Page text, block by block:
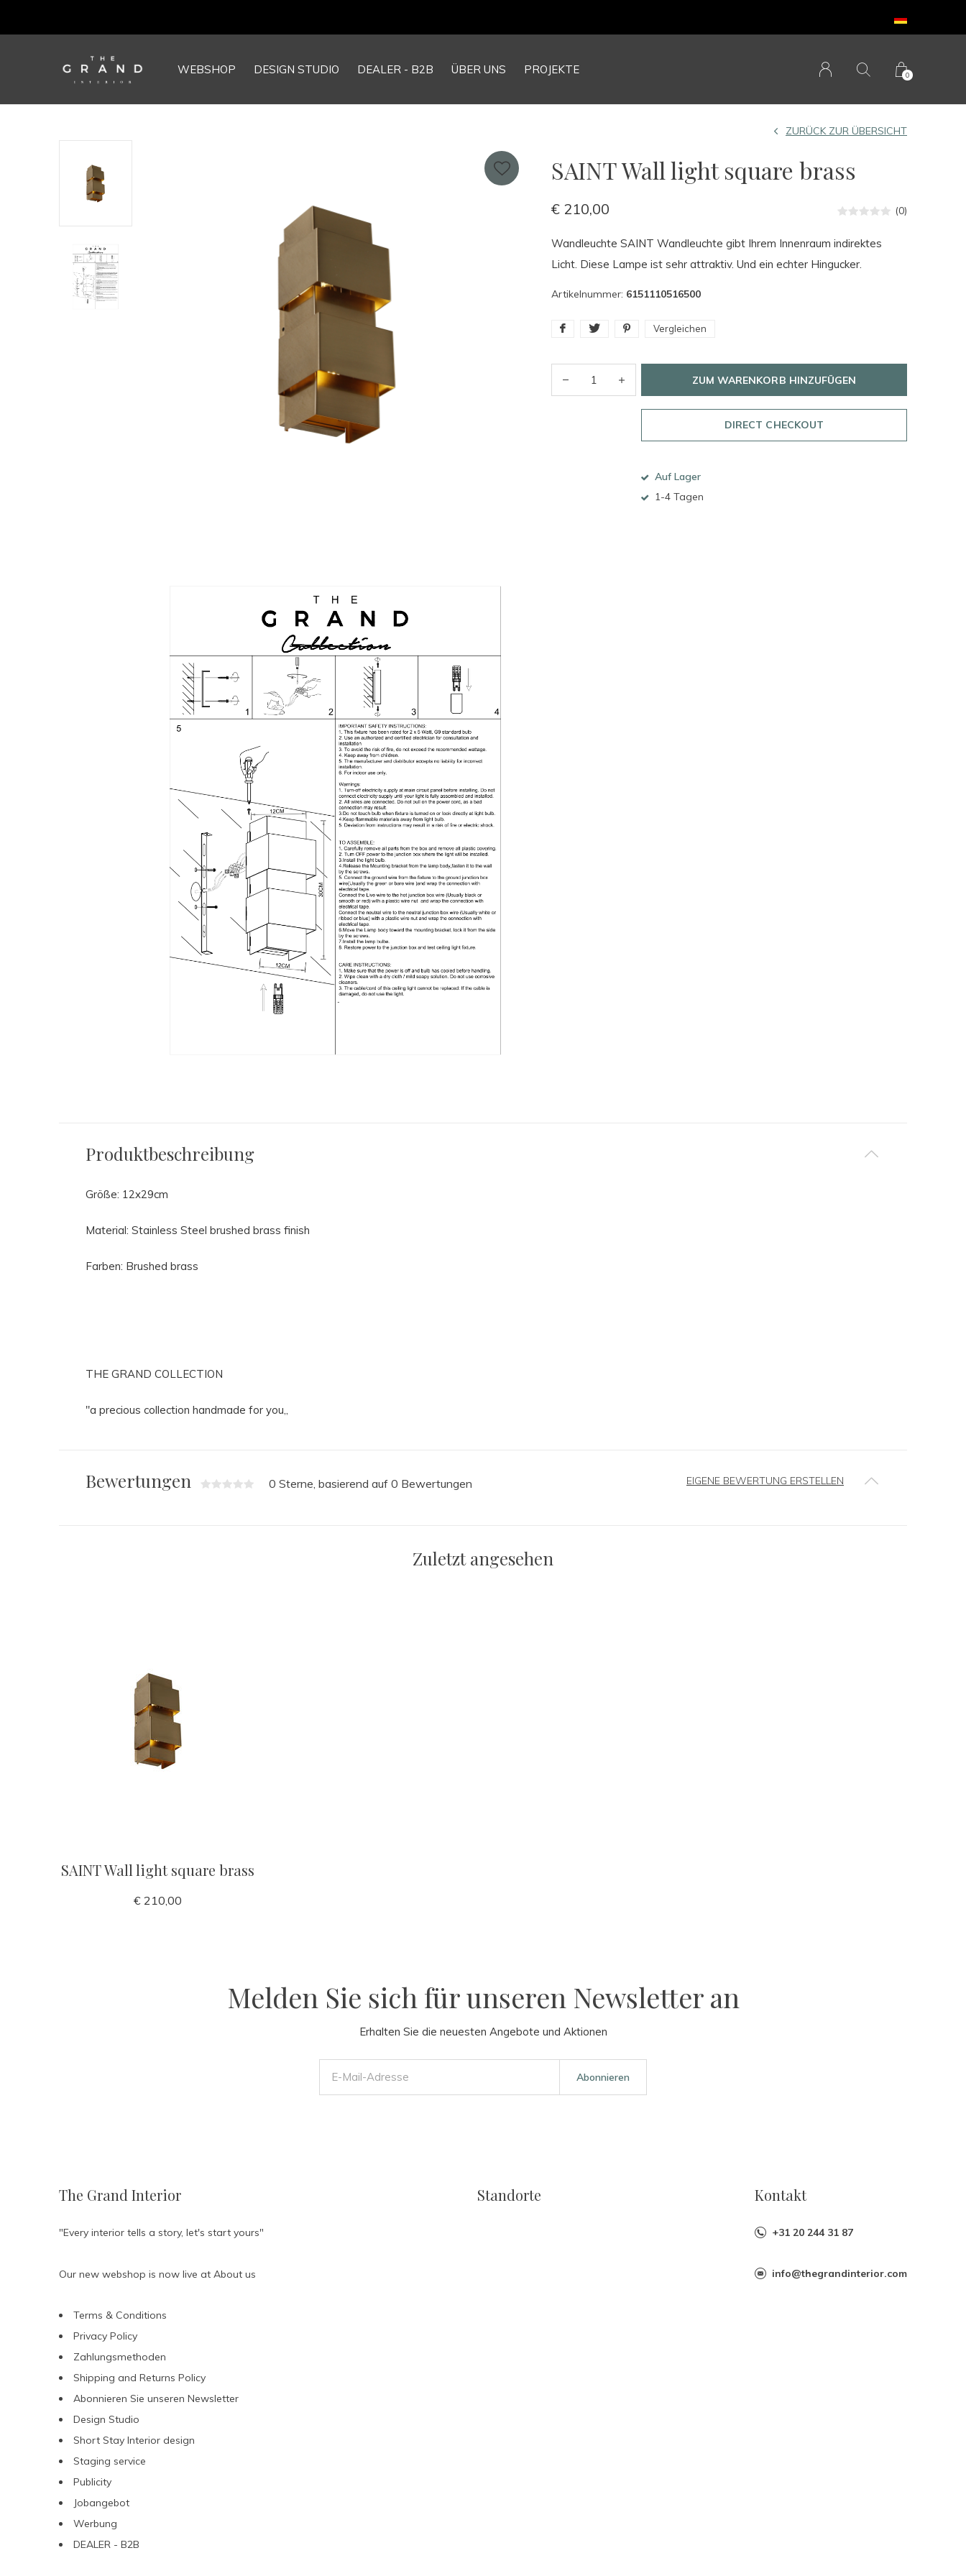
WEBSHOP DESIGN STUDIO DEALER - B2B ÜBER UNS PROJEKTE 0
SAINT Wall light square brass
ZURÜCK ZUR ÜBERSICHT
€ 210,00 (0)
Wandleuchte SAINT Wandleuchte gibt Ihrem Innenraum indirektes
Licht. Diese Lampe ist sehr attraktiv. Und ein echter Hingucker.
Artikelnummer: 6151110516500
Vergleichen
ZUM WARENKORB HINZUFÜGEN
DIRECT CHECKOUT
Auf Lager
1-4 Tagen
Produktbeschreibung
Größe: 12x29cm
Material: Stainless Steel brushed brass finish
Farben: Brushed brass
THE GRAND COLLECTION
"a precious collection handmade for you,,
Bewertungen 0 Sterne, basierend auf 0 Bewertungen EIGENE BEWERTUNG ERSTELLEN
Zuletzt angesehen
SAINT Wall light square brass
€ 210,00
Melden Sie sich für unseren Newsletter an
Erhalten Sie die neuesten Angebote und Aktionen
Abonnieren
The Grand Interior
"Every interior tells a story, let's start yours"
Our new webshop is now live at About us
Terms & Conditions
Privacy Policy
Zahlungsmethoden
Shipping and Returns Policy
Abonnieren Sie unseren Newsletter
Design Studio
Short Stay Interior design
Staging service
Publicity
Jobangebot
Werbung
DEALER - B2B
Standorte Kontakt
+31 20 244 31 87
info@thegrandinterior.com